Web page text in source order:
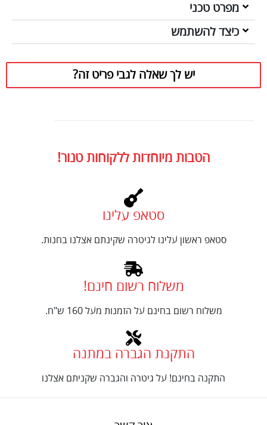
מפרט טכני
כיצד להשתמש
יש לך שאלה לגבי פריט זה?
הטבות מיוחדות ללקוחות טנור!
סטאפ עלינו
סטאפ ראשון עלינו לגיטרה שקינתם אצלנו בחנות.
משלוח רשום חינם!
משלוח רשום בחינם על הזמנות מעל 160 ש"ח.
התקנת הגברה במתנה
התקנה בחינם! על גיטרה והגברה שקניתם אצלנו